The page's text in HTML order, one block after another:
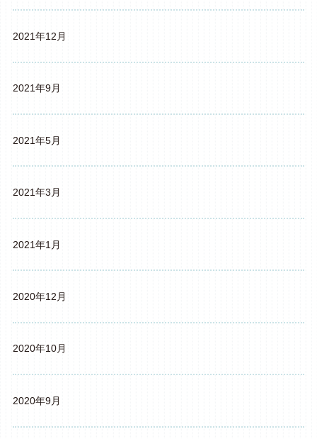
2021年12月
2021年9月
2021年5月
2021年3月
2021年1月
2020年12月
2020年10月
2020年9月